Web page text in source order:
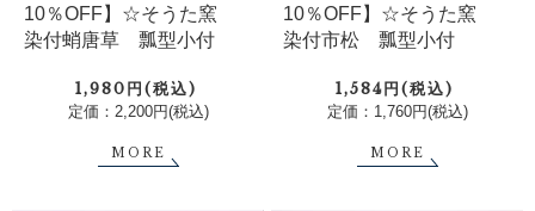
10％OFF】☆そうた窯
染付蛸唐草 瓢型小付
1,980円(税込)
定価：2,200円(税込)
MORE
10％OFF】☆そうた窯
染付市松 瓢型小付
1,584円(税込)
定価：1,760円(税込)
MORE